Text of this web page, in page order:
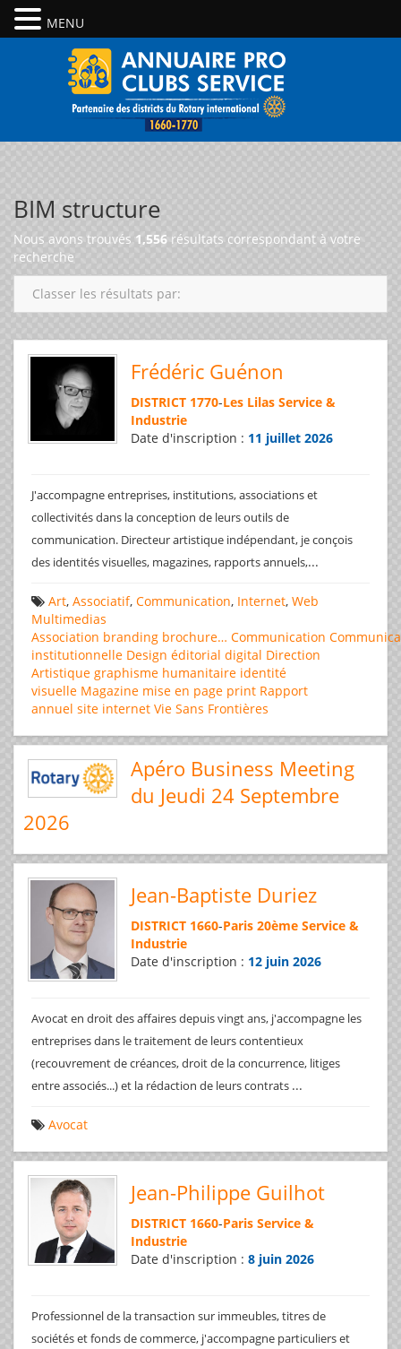
BIM structure
Nous avons trouvés 1,556 résultats correspondant à votre
recherche
Classer les résultats par:
Frédéric Guénon
DISTRICT 1770-Les Lilas Service &
Industrie
Date d'inscription : 11 juillet 2026
J'accompagne entreprises, institutions, associations et
collectivités dans la conception de leurs outils de
communication. Directeur artistique indépendant, je conçois
des identités visuelles, magazines, rapports annuels,...
Art, Associatif, Communication, Internet, Web
Multimedias
Association branding brochure… Communication
institutionnelle Design éditorial digital Direction
Artistique graphisme humanitaire identité
visuelle Magazine mise en page print Rapport
annuel site internet Vie Sans Frontières
Apéro Business Meeting
du Jeudi 24 Septembre
2026
Jean-Baptiste Duriez
DISTRICT 1660-Paris 20ème Service &
Industrie
Date d'inscription : 12 juin 2026
Avocat en droit des affaires depuis vingt ans, j'accompagne les
entreprises dans le traitement de leurs contentieux
(recouvrement de créances, droit de la concurrence, litiges
entre associés...) et la rédaction de leurs contrats ...
Avocat
Jean-Philippe Guilhot
DISTRICT 1660-Paris Service &
Industrie
Date d'inscription : 8 juin 2026
Professionnel de la transaction sur immeubles, titres de
sociétés et fonds de commerce, j'accompagne particuliers et
MENU